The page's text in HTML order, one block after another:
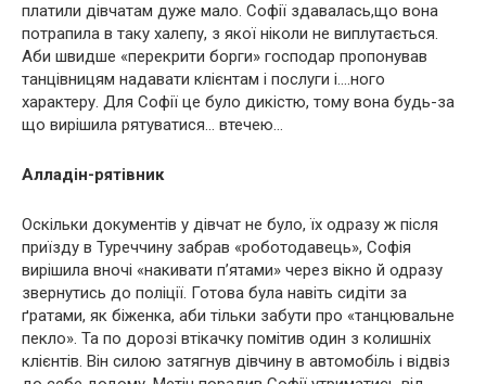
платили дівчатам дуже мало. Софії здавалась,що вона
потрапила в таку халепу, з якої ніколи не виплутається.
Аби швидше «перекрити борги» господар пропонував
танцівницям надавати клієнтам і послуги і….ного
характеру. Для Софії це було дикістю, тому вона будь-за
що вирішила рятуватися… втечею…
Алладін-рятівник
Оскільки документів у дівчат не було, їх одразу ж після
приїзду в Туреччину забрав «роботодавець», Софія
вирішила вночі «накивати п’ятами» через вікно й одразу
звернутись до поліції. Готова була навіть сидіти за
ґратами, як біженка, аби тільки забути про «танцювальне
пекло». Та по дорозі втікачку помітив один з колишніх
клієнтів. Він силою затягнув дівчину в автомобіль і відвіз